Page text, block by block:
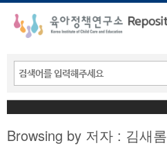
Browsing by 저자 : 김새롬